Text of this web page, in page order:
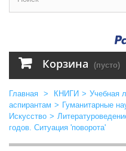
Корзина (пусто)
Главная > КНИГИ > Учебная
аспирантам > Гуманитарные
Искусство >
годов. Ситуация 'поворота'